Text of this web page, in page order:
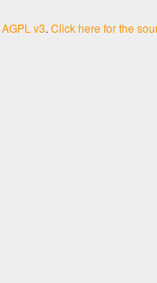
AGPL v3. Click here for the